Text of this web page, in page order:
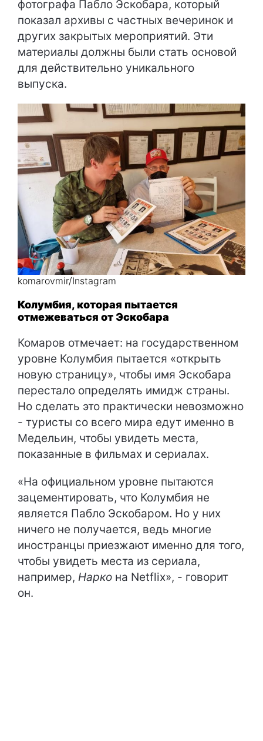
фотографа Пабло Эскобара, который
показал архивы с частных вечеринок и
других закрытых мероприятий. Эти
материалы должны были стать основой
для действительно уникального
выпуска.
komarovmir/Instagram
Колумбия, которая пытается
отмежеваться от Эскобара
Комаров отмечает: на государственном
уровне Колумбия пытается «открыть
новую страницу», чтобы имя Эскобара
перестало определять имидж страны.
Но сделать это практически невозможно
- туристы со всего мира едут именно в
Медельин, чтобы увидеть места,
показанные в фильмах и сериалах.
«На официальном уровне пытаются
зацементировать, что Колумбия не
является Пабло Эскобаром. Но у них
ничего не получается, ведь многие
иностранцы приезжают именно для того,
чтобы увидеть места из сериала,
например, Нарко на Netflix», - говорит
он.